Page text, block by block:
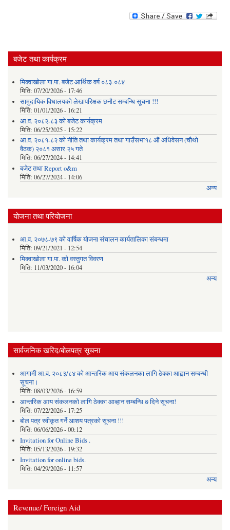
बजेट तथा कार्यक्रम
मिक्वाखोला गा.पा. बजेट आर्थिक वर्ष ०८३-०८४
मिति: 07/20/2026 - 17:46
सामुदायिक विधालयको लेखापरिक्षक छनौट सम्बन्धि सूचना !!!
मिति: 01/01/2026 - 16:21
आ.व. २०८२-८३ को बजेट कार्यक्रम
मिति: 06/25/2025 - 15:22
आ.व. २०८१-८२ को नीति तथा कार्यक्रम तथा गाउँसभा१८ औं अधिवेसन (चौथो
वैठक) २०८१ असार २५ गते
मिति: 06/27/2024 - 14:41
बजेट तथा Report o&m
मिति: 06/27/2024 - 14:06
अन्य
योजना तथा परियोजना
आ.व. २०७८-७९ को वार्षिक योजना संचालन कार्यतालिका संबन्धमा
मिति: 09/21/2021 - 12:54
मिक्वाखोला गा.पा. को वस्तुगत विवरण
मिति: 11/03/2020 - 16:04
अन्य
सार्वजनिक खरिद/बोलपत्र सूचना
आगामी आ.व. २०८३/८४ को आन्तरिक आय संकलनका लागि ठेक्का आह्वान सम्बन्धी
सूचना।
मिति: 08/03/2026 - 16:59
आन्तरिक आय संकलनको लागि ठेक्‍का आव्हान सम्बन्धि ७ दिने सूचना!
मिति: 07/22/2026 - 17:25
बोल पत्र स्वीकृत गर्ने आशय पत्रको सूचना !!!
मिति: 06/06/2026 - 00:12
Invitation for Online Bids .
मिति: 05/13/2026 - 19:32
Invitation for online bids.
मिति: 04/29/2026 - 11:57
अन्य
Revenue/ Foreign Aid